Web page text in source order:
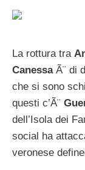
La rottura tra
Canessa Ã¨ di
che si sono
questi c’Ã¨
dell’Isola dei
social ha
veronese